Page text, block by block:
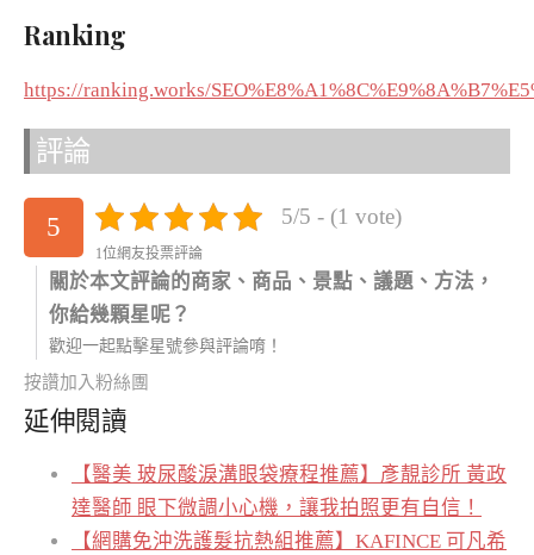
Ranking
https://ranking.works/
評論
5 5/5 - (1 vote)
1位網友投票評論
關於本文評論的商家、商品、景點、議題、方法，
你給幾顆星呢？
歡迎一起點擊星號參與評論唷！
按讚加入粉絲團
延伸閱讀
【醫美 玻尿酸淚溝眼袋療程推薦】彥靚診所 黃政
達醫師 眼下微調小心機，讓我拍照更有自信！
【網購免沖洗護髮抗熱組推薦】KAFINCE 可凡希